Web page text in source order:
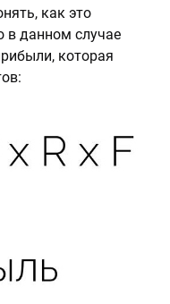
как это
в данном случае
которая